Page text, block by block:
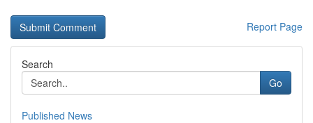
Report Page
Search
Go
Published News